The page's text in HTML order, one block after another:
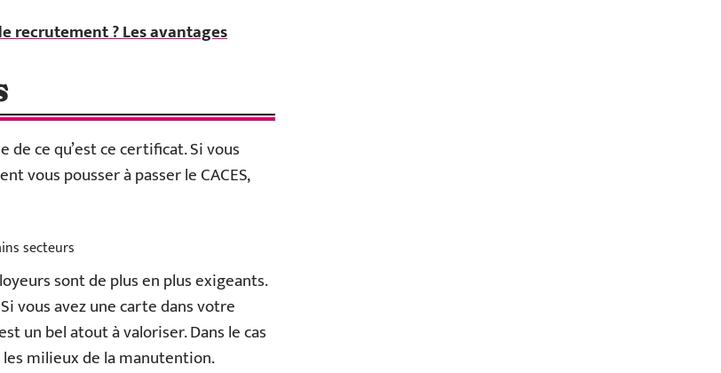
recrutement ? Les avantages
ce qu’est ce certificat. Si vous
vous pousser à passer le CACES,
secteurs
sont de plus en plus exigeants.
vous avez une carte dans votre
un bel atout à valoriser. Dans le cas
les milieux de la manutention.